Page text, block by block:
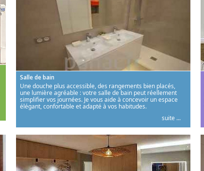
Salle de bain
Une douche plus accessible, des rangements bien placés,
une lumière agréable : votre salle de bain peut réellement
simplifier vos journées. Je vous aide à concevoir un espace
élégant, confortable et adapté à vos habitudes.
suite ...